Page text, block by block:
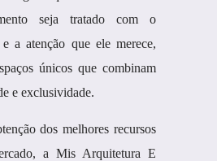
seja tratado com o
a atenção que ele merece,
únicos que combinam
e exclusividade.
dos melhores recursos
a Mis Arquitetura E